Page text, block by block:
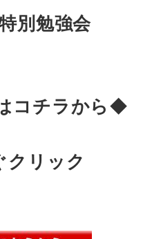
別勉強会
ラから◆
ック